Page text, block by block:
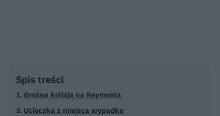
Spis treści
Groźna kolizja na Reymonta
Ucieczka z miejsca wypadku